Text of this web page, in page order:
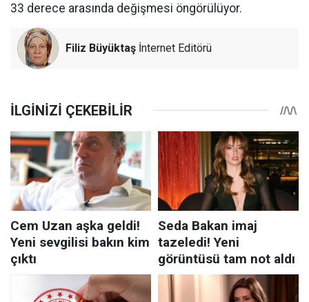
33 derece arasında değişmesi öngörülüyor.
Filiz Büyüktaş İnternet Editörü